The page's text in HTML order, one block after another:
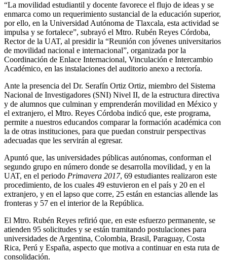
“La movilidad estudiantil y docente favorece el flujo de ideas y se
enmarca como un requerimiento sustancial de la educación superior,
por ello, en la Universidad Autónoma de Tlaxcala, esta actividad se
impulsa y se fortalece”, subrayó el Mtro. Rubén Reyes Córdoba,
Rector de la UAT, al presidir la “Reunión con jóvenes universitarios
de movilidad nacional e internacional”, organizada por la
Coordinación de Enlace Internacional, Vinculación e Intercambio
Académico, en las instalaciones del auditorio anexo a rectoría.
Ante la presencia del Dr. Serafín Ortiz Ortiz, miembro del Sistema
Nacional de Investigadores (SNI) Nivel II, de la estructura directiva
y de alumnos que culminan y emprenderán movilidad en México y
el extranjero, el Mtro. Reyes Córdoba indicó que, este programa,
permite a nuestros educandos comparar la formación académica con
la de otras instituciones, para que puedan construir perspectivas
adecuadas que les servirán al egresar.
Apuntó que, las universidades públicas autónomas, conforman el
segundo grupo en número donde se desarrolla movilidad, y en la
UAT, en el periodo Primavera 2017, 69 estudiantes realizaron este
procedimiento, de los cuales 49 estuvieron en el país y 20 en el
extranjero, y en el lapso que corre, 25 están en estancias allende las
fronteras y 57 en el interior de la República.
El Mtro. Rubén Reyes refirió que, en este esfuerzo permanente, se
atienden 95 solicitudes y se están tramitando postulaciones para
universidades de Argentina, Colombia, Brasil, Paraguay, Costa
Rica, Perú y España, aspecto que motiva a continuar en esta ruta de
consolidación.